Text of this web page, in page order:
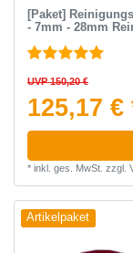
[Paket]
- 7mm - 28mm
UVP 150,20 €
125,17 €
* inkl. ges. MwSt. zzgl.
Artikelpaket